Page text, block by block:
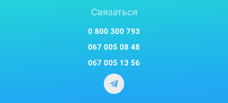
Связаться
0 800 300 793
067 005 08 48
067 005 13 56